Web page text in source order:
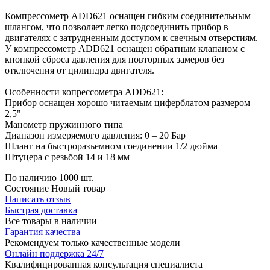
Компрессометр ADD621 оснащен гибким соединительным
шлангом, что позволяет легко подсоединить прибор в
двигателях с затрудненным доступом к свечным отверстиям.
У компрессометр ADD621 оснащен обратным клапаном с
кнопкой сброса давления для повторных замеров без
отключения от цилиндра двигателя.
Особенности копрессометра ADD621:
Прибор оснащен хорошо читаемым циферблатом размером
2,5"
Манометр пружинного типа
Диапазон измеряемого давления: 0 – 20 Бар
Шланг на быстроразъемном соединении 1/2 дюйма
Штуцера с резьбой 14 и 18 мм
По наличию 1000 шт.
Состояние Новый товар
Написать отзыв
Быстрая доставка
Все товары в наличии
Гарантия качества
Рекомендуем только качественные модели
Онлайн поддержка 24/7
Квалифицированная консультация специалиста